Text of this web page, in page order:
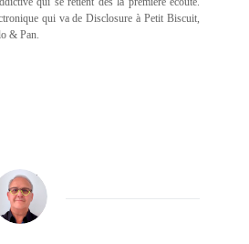
qui va de Disclosure à Petit Biscuit,
& Pan.